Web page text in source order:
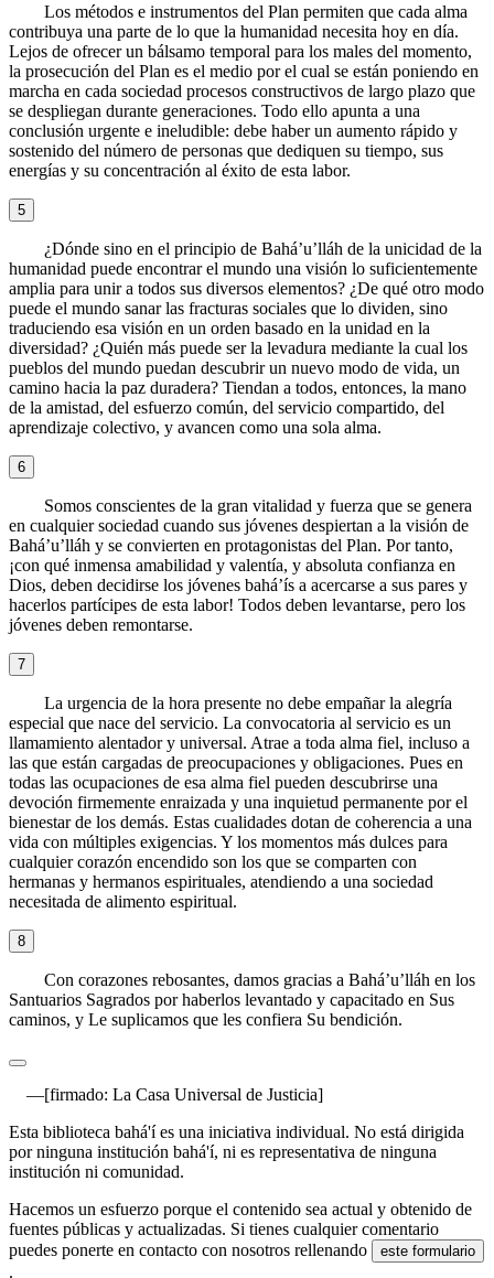
Los métodos e instrumentos del Plan permiten que cada alma
contribuya una parte de lo que la humanidad necesita hoy en día.
Lejos de ofrecer un bálsamo temporal para los males del momento,
la prosecución del Plan es el medio por el cual se están poniendo en
marcha en cada sociedad procesos constructivos de largo plazo que
se despliegan durante generaciones. Todo ello apunta a una
conclusión urgente e ineludible: debe haber un aumento rápido y
sostenido del número de personas que dediquen su tiempo, sus
energías y su concentración al éxito de esta labor.
5
¿Dónde sino en el principio de Bahá’u’lláh de la unicidad de la
humanidad puede encontrar el mundo una visión lo suficientemente
amplia para unir a todos sus diversos elementos? ¿De qué otro modo
puede el mundo sanar las fracturas sociales que lo dividen, sino
traduciendo esa visión en un orden basado en la unidad en la
diversidad? ¿Quién más puede ser la levadura mediante la cual los
pueblos del mundo puedan descubrir un nuevo modo de vida, un
camino hacia la paz duradera? Tiendan a todos, entonces, la mano
de la amistad, del esfuerzo común, del servicio compartido, del
aprendizaje colectivo, y avancen como una sola alma.
6
Somos conscientes de la gran vitalidad y fuerza que se genera
en cualquier sociedad cuando sus jóvenes despiertan a la visión de
Bahá’u’lláh y se convierten en protagonistas del Plan. Por tanto,
¡con qué inmensa amabilidad y valentía, y absoluta confianza en
Dios, deben decidirse los jóvenes bahá’ís a acercarse a sus pares y
hacerlos partícipes de esta labor! Todos deben levantarse, pero los
jóvenes deben remontarse.
7
La urgencia de la hora presente no debe empañar la alegría
especial que nace del servicio. La convocatoria al servicio es un
llamamiento alentador y universal. Atrae a toda alma fiel, incluso a
las que están cargadas de preocupaciones y obligaciones. Pues en
todas las ocupaciones de esa alma fiel pueden descubrirse una
devoción firmemente enraizada y una inquietud permanente por el
bienestar de los demás. Estas cualidades dotan de coherencia a una
vida con múltiples exigencias. Y los momentos más dulces para
cualquier corazón encendido son los que se comparten con
hermanas y hermanos espirituales, atendiendo a una sociedad
necesitada de alimento espiritual.
8
Con corazones rebosantes, damos gracias a Bahá’u’lláh en los
Santuarios Sagrados por haberlos levantado y capacitado en Sus
caminos, y Le suplicamos que les confiera Su bendición.
[firmado: La Casa Universal de Justicia]
Esta biblioteca bahá'í es una iniciativa individual. No está dirigida
por ninguna institución bahá'í, ni es representativa de ninguna
institución ni comunidad.
Hacemos un esfuerzo porque el contenido sea actual y obtenido de
fuentes públicas y actualizadas. Si tienes cualquier comentario
puedes ponerte en contacto con nosotros rellenando
este formulario
.